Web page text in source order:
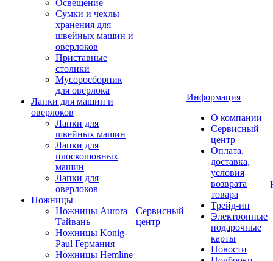
Освещение
Сумки и чехлы
хранения для
швейных машин и
оверлоков
Приставные
столики
Мусоросборник
для оверлока
Лапки для машин и
оверлоков
Лапки для
швейных машин
Лапки для
плоскошовных
машин
Лапки для
оверлоков
Ножницы
Ножницы Aurora
Тайвань
Ножницы Konig-
Paul Германия
Ножницы Hemline
Сервисный
центр
Информация
О компании
Сервисный
центр
Оплата,
доставка,
условия
возврата
товара
Трейд-ин
Электронные
подарочные
карты
Новости